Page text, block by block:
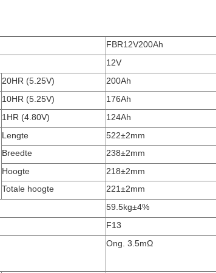
FBR12V200Ah
12V
20HR (5.25V)
200Ah
10HR (5.25V)
176Ah
1HR (4.80V)
124Ah
Lengte
522±2mm
Breedte
238±2mm
Hoogte
218±2mm
Totale hoogte
221±2mm
59.5kg±4%
F13
Ong. 3.5mΩ